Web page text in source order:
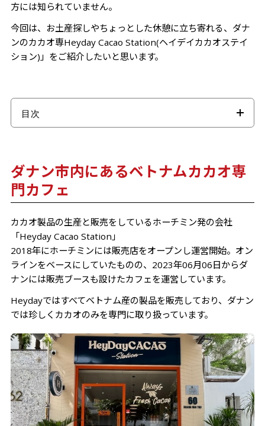
方には知られていません。
今回は、お土産探しやちょっとした休憩に立ち寄れる、ダナ
ンのカカオ専Heyday Cacao Station(ヘイデイカカオステイ
ション)」をご紹介したいと思います。
目次
ではレアな品種のベトナム産高品質カカオを堪能して
カフェではカカオを使用したドリンクメニューを展開
ベトナム産カカオパウダーを使用したドリンクを堪能
しよう
店内はワンフロアでシンプルな造り
ばらまきお土産にも便利な商品多数
ダナン市内にあるベトナムカカオ専
門カフェ
カカオ製品の生産と販売をしているホーチミン発の会社
「Heyday Cacao Station」
2018年にホーチミンには販売店をオープンし運営開始。オン
ラインをベースにしていたものの、2023年06月06日からダ
ナンには販売ブースも設けたカフェを運営しています。
Heydayではすべてベトナム産の製品を販売しており、ダナン
では珍しくカカオのみを専門に取り扱っています。